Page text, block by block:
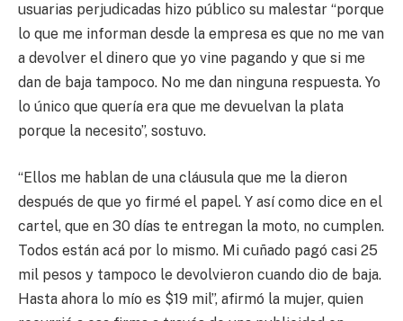
usuarias perjudicadas hizo público su malestar “porque
lo que me informan desde la empresa es que no me van
a devolver el dinero que yo vine pagando y que si me
dan de baja tampoco. No me dan ninguna respuesta. Yo
lo único que quería era que me devuelvan la plata
porque la necesito”, sostuvo.
“Ellos me hablan de una cláusula que me la dieron
después de que yo firmé el papel. Y así como dice en el
cartel, que en 30 días te entregan la moto, no cumplen.
Todos están acá por lo mismo. Mi cuñado pagó casi 25
mil pesos y tampoco le devolvieron cuando dio de baja.
Hasta ahora lo mío es $19 mil”, afirmó la mujer, quien